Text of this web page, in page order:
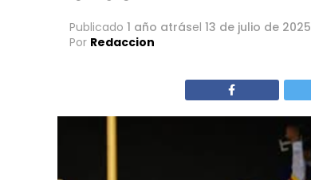
Publicado 1 año atrásel 13 de julio de 2025
Por Redaccion